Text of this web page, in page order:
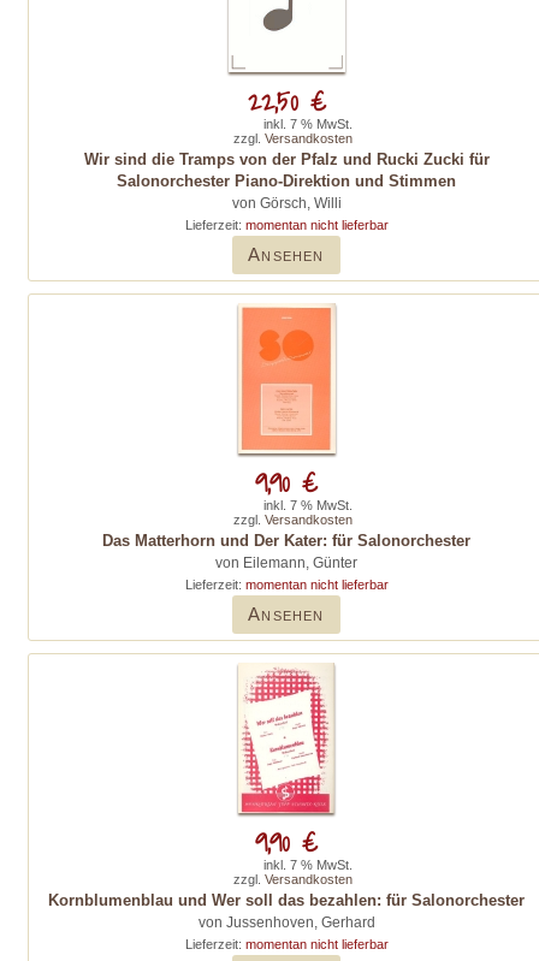
Wir sind die Tramps von der Pfalz und Rucki Zucki für
Salonorchester Piano-Direktion und Stimmen
von Görsch, Willi
Lieferzeit: momentan nicht lieferbar
Ansehen
22,50 €
inkl. 7 % MwSt.
zzgl. Versandkosten
Das Matterhorn und Der Kater: für Salonorchester
von Eilemann, Günter
Lieferzeit: momentan nicht lieferbar
Ansehen
9,90 €
inkl. 7 % MwSt.
zzgl. Versandkosten
Kornblumenblau und Wer soll das bezahlen: für Salonorchester
von Jussenhoven, Gerhard
Lieferzeit: momentan nicht lieferbar
9,90 €
inkl. 7 % MwSt.
zzgl. Versandkosten